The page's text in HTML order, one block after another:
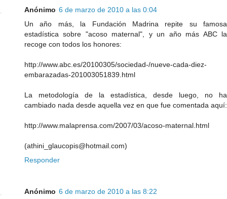
Anónimo 6 de marzo de 2010 a las 0:04
Un año más, la Fundación Madrina repite su famosa
estadística sobre "acoso maternal", y un año más ABC la
recoge con todos los honores:
http://www.abc.es/20100305/sociedad-/nueve-cada-diez-
embarazadas-201003051839.html
La metodología de la estadística, desde luego, no ha
cambiado nada desde aquella vez en que fue comentada aquí:
http://www.malaprensa.com/2007/03/acoso-maternal.html
(athini_glaucopis@hotmail.com)
Responder
Anónimo 6 de marzo de 2010 a las 8:22